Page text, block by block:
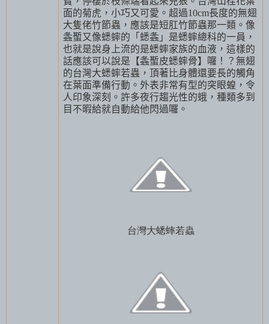
面的菊虎，小巧又可愛。超過10cm長度的無翅
大隻佬竹節蟲，應該是短肛竹節蟲那一類。像
螽蟴又像蟋蟀的「蟋螽」是蟋蟀總科的一員，
也就是說身上流的是蟋蟀家族的血液，這樣的
話應該可以說是【螽蟴皮蟋蟀骨】囉！？無翅
的台灣大蟋蟀若蟲，頂著比身體還要長的觸角
在葉面準備行動。外表非常有型的突眼蝗，令
人印象深刻。許多夜行趨光性的蛾，種類多到
目不暇給就自動給他閃過囉。
台灣大蟋蟀若蟲